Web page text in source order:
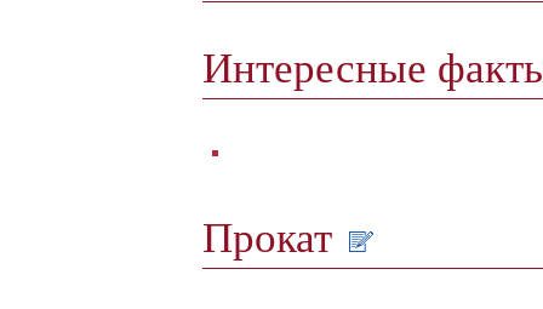
Интересные
Прокат